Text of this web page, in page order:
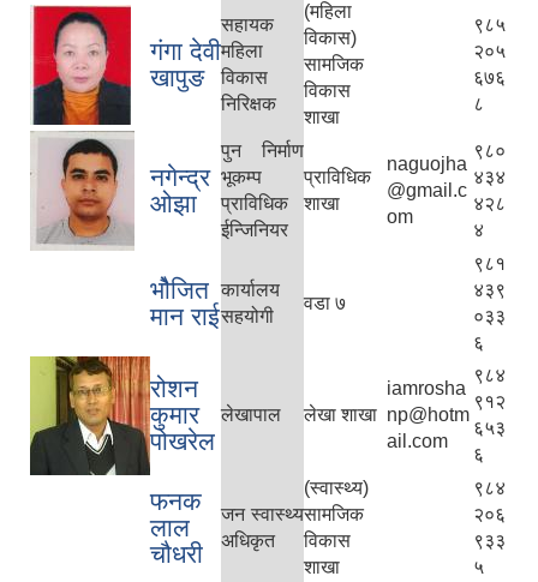
गंगा देवी
खापुङ
सहायक
महिला
विकास
निरिक्षक
(महिला
विकास)
सामजिक
विकास
शाखा
९८५
२०५
६७६
८
नगेन्द्र
ओझा
पुन निर्माण
भूकम्प
प्राविधिक
ईन्जिनियर
प्राविधिक
शाखा
naguojha
@gmail.c
om
९८०
४३४
४२८
४
भोैजित
मान राई
कार्यालय
सहयोगी
वडा ७
९८१
४३९
०३३
६
रोशन
कुमार
पोखरेल
लेखापाल लेखा शाखा
iamrosha
np@hotm
ail.com
९८४
९१२
६५३
६
फनक
लाल
चौधरी
जन स्वास्थ्य
अधिकृत
(स्वास्थ्य)
सामजिक
विकास
शाखा
९८४
२०६
९३३
५